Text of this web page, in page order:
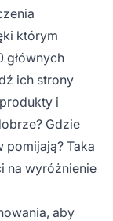
którym
głównych
ich strony
i
Gdzie
pomijają? Taka
na wyróżnienie
aby